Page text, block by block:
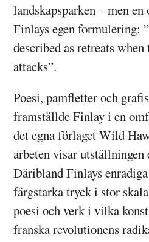
landskapsparken – men
Finlays egen formulering:
described as retreats
attacks”.
Poesi, pamfletter och
framställde Finlay i en
det egna förlaget Wild
arbeten visar
Däribland Finlays
färgstarka tryck i stor
poesi och verk i vilka
franska revolutionens